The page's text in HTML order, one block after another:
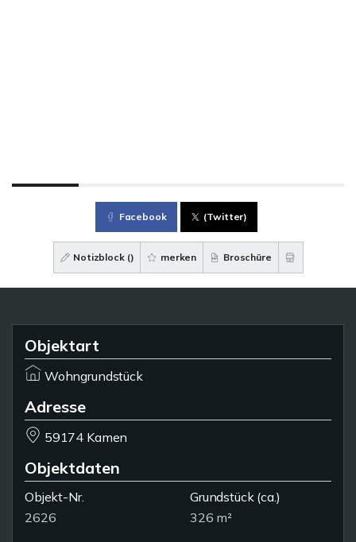
Facebook (Twitter)
Notizblock () merken Broschüre
Objektart
Wohngrundstück
Adresse
59174 Kamen
Objektdaten
Objekt-Nr.
2626
Grundstück(ca.)
326 m²